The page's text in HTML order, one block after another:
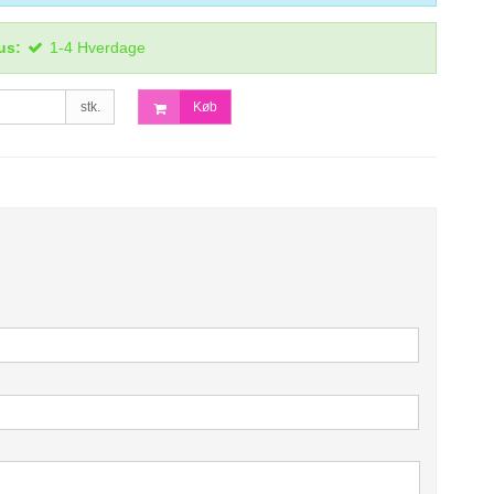
1-4 Hverdage
stk. Køb